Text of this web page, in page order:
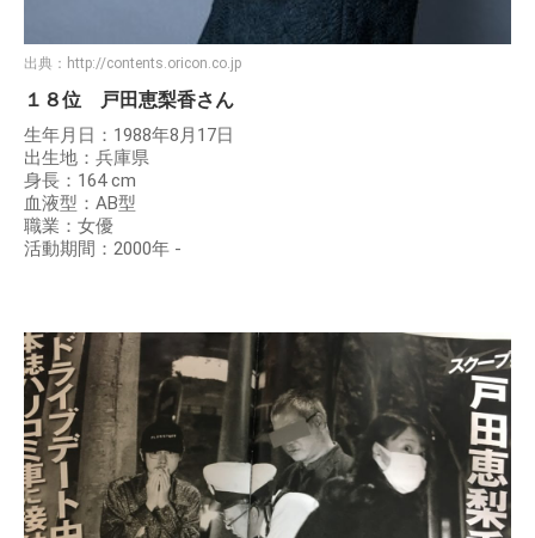
出典： http://contents.oricon.co.jp
１８位 戸田恵梨香さん
生年月日：1988年8月17日
出生地：兵庫県
身長：164 cm
血液型：AB型
職業：女優
活動期間：2000年 -